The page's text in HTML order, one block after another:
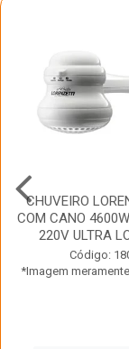
CHUVEIRO
COM CANO
220V ULTRA
Código:
*Imagem